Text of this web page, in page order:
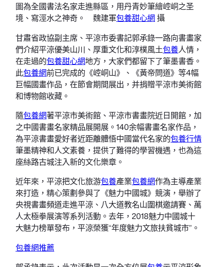
圖為全國書法名家走進縣區，用丹青妙筆繪崆峒之圣
境、寫涇水之神奇。 魏建軍包養甜心網攝
甘肅省政協副主席、平涼市委書記郭承錄一路向書畫家
們介紹平涼優美山川、厚重文化和淳樸風土包養人情，
在走過的包養甜心網地方，大家們都留下了筆墨書香。
此包養網前已完成的《崆峒山》、《黃帝問道》等4幅
巨幅國畫作品，在節會期間展出，并捐贈平涼市美術館
和博物館收藏。
隨包養網著平涼市美術館、平涼市書畫院近日開館，加
之中國書畫名家精品展開展。140余幅書畫名家作品，
為平涼書畫愛好者近距離體悟中國當代名家的包養行情
筆墨精神和人文素養，提供了難得的學習機遇，也為這
座絲路古城注入新的文化樂章。
近年來，平涼把文化旅游包養產業包養網作為主導產業
來打造，精心策劃參與了《魅力中國城》競演，舉辦了
央視書畫頻道走進平涼、八大道教名山圍棋邀請賽、萬
人太極拳展演等系列活動。去年，2018魅力中國城十
大魅力榜單發布，平涼榮獲“年度魅力文旅扶貧城市”。
包養網推薦